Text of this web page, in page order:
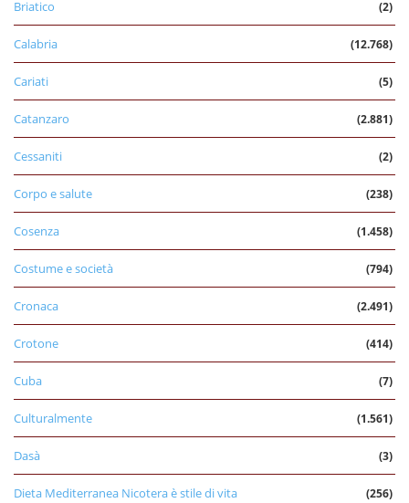
Briatico (2)
Calabria (12.768)
Cariati (5)
Catanzaro (2.881)
Cessaniti (2)
Corpo e salute (238)
Cosenza (1.458)
Costume e società (794)
Cronaca (2.491)
Crotone (414)
Cuba (7)
Culturalmente (1.561)
Dasà (3)
Dieta Mediterranea Nicotera è stile di vita (256)